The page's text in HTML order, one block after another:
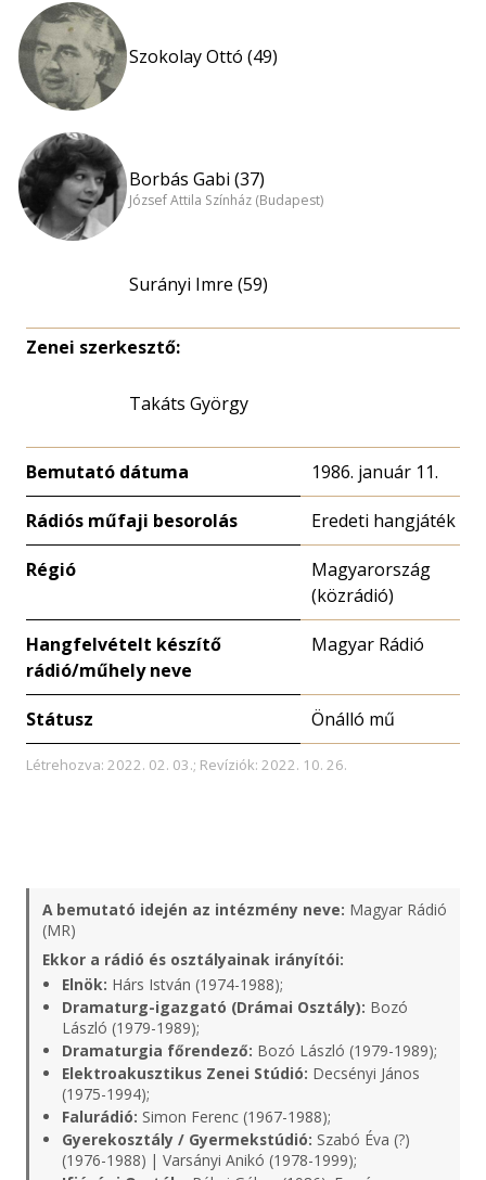
Szokolay Ottó (49)
Borbás Gabi (37)
József Attila Színház (Budapest)
Surányi Imre (59)
Zenei szerkesztő:
Takáts György
Bemutató dátuma 1986. január 11.
Rádiós műfaji besorolás Eredeti hangjáték
Régió
Magyarország
(közrádió)
Hangfelvételt készítő
rádió/műhely neve
Magyar Rádió
Státusz Önálló mű
Létrehozva: 2022. 02. 03.; Revíziók: 2022. 10. 26.
A bemutató idején az intézmény neve: Magyar Rádió
(MR)
Ekkor a rádió és osztályainak irányítói:
Elnök: Hárs István (1974-1988);
Dramaturg-igazgató (Drámai Osztály): Bozó
László (1979-1989);
Dramaturgia főrendező: Bozó László (1979-1989);
Elektroakusztikus Zenei Stúdió: Decsényi János
(1975-1994);
Falurádió: Simon Ferenc (1967-1988);
Gyerekosztály / Gyermekstúdió: Szabó Éva (?)
(1976-1988) | Varsányi Anikó (1978-1999);